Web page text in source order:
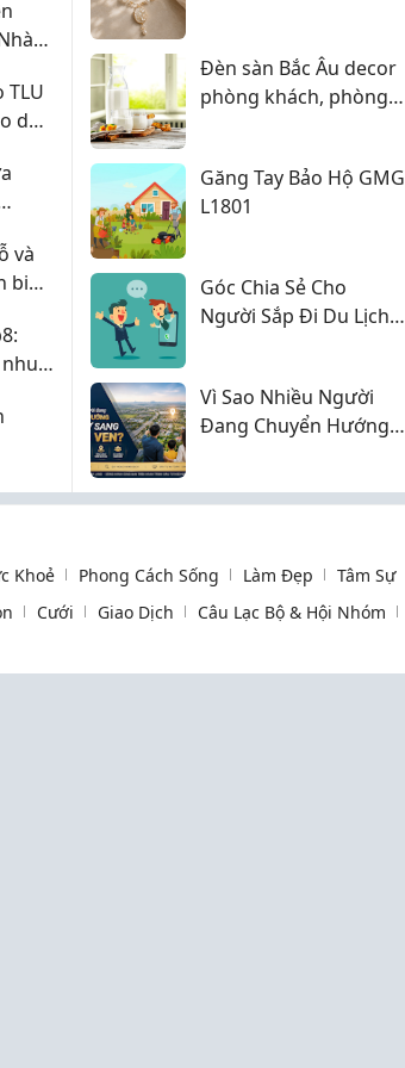
TLU
dân
và
biết
Đèn sàn Bắc Âu decor
phòng khách, phòng
Găng Tay Bảo Hộ GMG
L1801
Góc Chia Sẻ Cho
Người Sắp Đi Du Lịch
Vì Sao Nhiều Người
Đang Chuyển Hướng
Khoẻ Phong Cách Sống Làm Đẹp
Tâm Sự
Cưới Giao Dịch
Câu Lạc Bộ & Hội Nhóm